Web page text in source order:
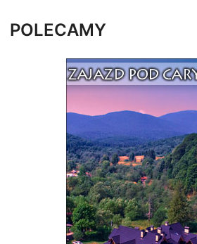
POLECAMY